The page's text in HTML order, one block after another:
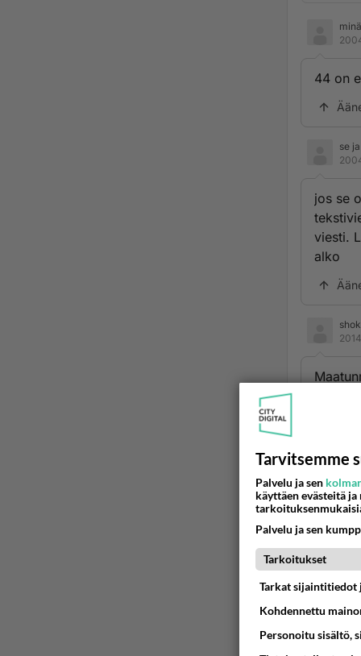
minä
44 on
se
jos se
viesti.
alko
Maa
Tarvitsemme
Palvelu ja sen
käyttäen evästeitä
Palvelu ja sen
Tarkoitukset
Tarkat sijaintitiedot
Kohdennettu
Personoitu sisältö,